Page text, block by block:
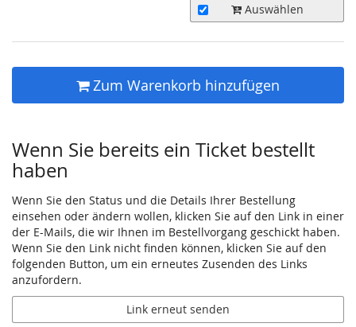
Auswählen
Zum Warenkorb hinzufügen
Wenn Sie bereits ein Ticket bestellt
haben
Wenn Sie den Status und die Details Ihrer Bestellung
einsehen oder ändern wollen, klicken Sie auf den Link in einer
der E-Mails, die wir Ihnen im Bestellvorgang geschickt haben.
Wenn Sie den Link nicht finden können, klicken Sie auf den
folgenden Button, um ein erneutes Zusenden des Links
anzufordern.
Link erneut senden